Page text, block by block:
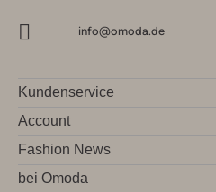
info@omoda.de
Kundenservice
Account
Fashion News
bei Omoda